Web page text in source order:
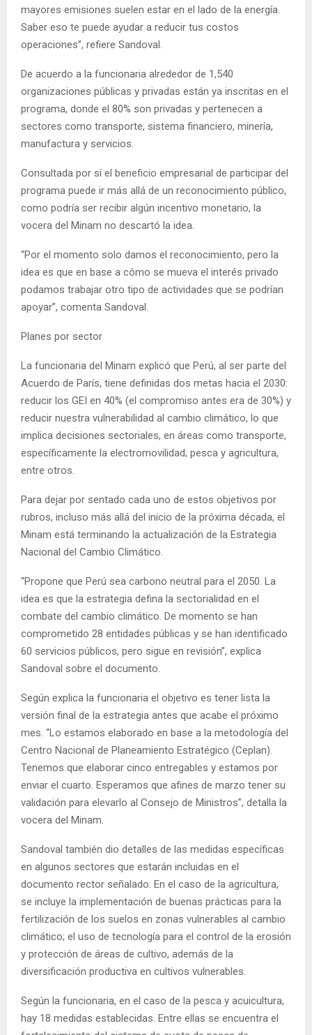
mayores emisiones suelen estar en el lado de la energía.
Saber eso te puede ayudar a reducir tus costos
operaciones”, refiere Sandoval.
De acuerdo a la funcionaria alrededor de 1,540
organizaciones públicas y privadas están ya inscritas en el
programa, donde el 80% son privadas y pertenecen a
sectores como transporte, sistema financiero, minería,
manufactura y servicios.
Consultada por sí el beneficio empresarial de participar del
programa puede ir más allá de un reconocimiento público,
como podría ser recibir algún incentivo monetario, la
vocera del Minam no descartó la idea.
“Por el momento solo damos el reconocimiento, pero la
idea es que en base a cómo se mueva el interés privado
podamos trabajar otro tipo de actividades que se podrían
apoyar”, comenta Sandoval.
Planes por sector
La funcionaria del Minam explicó que Perú, al ser parte del
Acuerdo de París, tiene definidas dos metas hacia el 2030:
reducir los GEI en 40% (el compromiso antes era de 30%) y
reducir nuestra vulnerabilidad al cambio climático, lo que
implica decisiones sectoriales, en áreas como transporte,
específicamente la electromovilidad; pesca y agricultura,
entre otros.
Para dejar por sentado cada uno de estos objetivos por
rubros, incluso más allá del inicio de la próxima década, el
Minam está terminando la actualización de la Estrategia
Nacional del Cambio Climático.
“Propone que Perú sea carbono neutral para el 2050. La
idea es que la estrategia defina la sectorialidad en el
combate del cambio climático. De momento se han
comprometido 28 entidades públicas y se han identificado
60 servicios públicos, pero sigue en revisión”, explica
Sandoval sobre el documento.
Según explica la funcionaria el objetivo es tener lista la
versión final de la estrategia antes que acabe el próximo
mes. “Lo estamos elaborado en base a la metodología del
Centro Nacional de Planeamiento Estratégico (Ceplan).
Tenemos que elaborar cinco entregables y estamos por
enviar el cuarto. Esperamos que afines de marzo tener su
validación para elevarlo al Consejo de Ministros”, detalla la
vocera del Minam.
Sandoval también dio detalles de las medidas específicas
en algunos sectores que estarán incluidas en el
documento rector señalado. En el caso de la agricultura,
se incluye la implementación de buenas prácticas para la
fertilización de los suelos en zonas vulnerables al cambio
climático; el uso de tecnología para el control de la erosión
y protección de áreas de cultivo, además de la
diversificación productiva en cultivos vulnerables.
Según la funcionaria, en el caso de la pesca y acuicultura,
hay 18 medidas establecidas. Entre ellas se encuentra el